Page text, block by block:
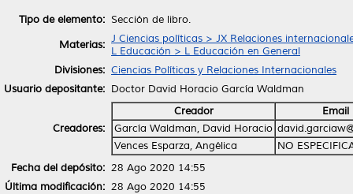
Tipo de elemento: Sección de libro.
Materias: J Ciencias políticas > JX Relaciones
L Educación > L Educación en General
Divisiones: Ciencias Políticas y Relaciones Internacionales
Usuario depositante: Doctor David Horacio García Waldman
Creadores:
Creador
Email
García Waldman, David Horacio
Vences Esparza, Angélica
NO
Fecha del depósito: 28 Ago 2020 14:55
Última modificación: 28 Ago 2020 14:55